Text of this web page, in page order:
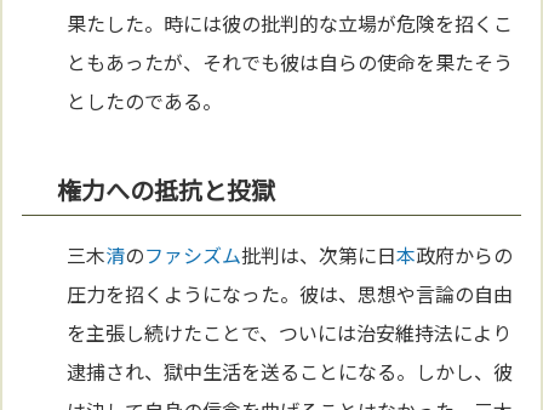
果たした。時には彼の批判的な立場が危険を招くこ
ともあったが、それでも彼は自らの使命を果たそう
としたのである。
権力への抵抗と投獄
三木清のファシズム批判は、次第に日本政府からの
圧力を招くようになった。彼は、思想や言論の自由
を主張し続けたことで、ついには治安維持法により
逮捕され、獄中生活を送ることになる。しかし、彼